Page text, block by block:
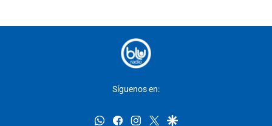
Síguenos en:
whatsappfacebookinstagram
twittergoogle